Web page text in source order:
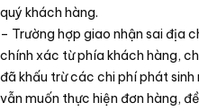
quý khách hàng.
– Trường hợp giao nhận sai địa
chính xác từ phía khách hàng,
đã khấu trừ các chi phí phát
vẫn muốn thực hiện đơn hàng,